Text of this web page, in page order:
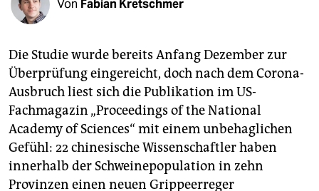
fragen & hilfe
unterstützen
abo
genossenschaft
epaper login
Von Fabian Kretschmer
Die Studie wurde bereits Anfang Dezember zur
Überprüfung eingereicht, doch nach dem Corona-
Ausbruch liest sich die Publikation im US-
Fachmagazin „Proceedings of the National
Academy of Sciences“ mit einem unbehaglichen
Gefühl: 22 chinesische Wissenschaftler haben
innerhalb der Schweinepopulation in zehn
Provinzen einen neuen Grippeerreger